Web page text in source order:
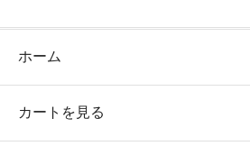
ホーム
カートを見る